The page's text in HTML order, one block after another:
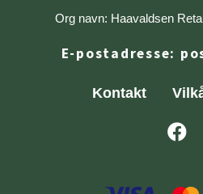
Org navn: Haavaldsen
E-postadresse:
Kontakt